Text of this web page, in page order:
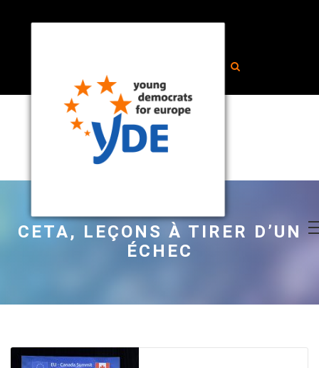
CETA, LEÇONS À TIRER D’UN
ÉCHEC